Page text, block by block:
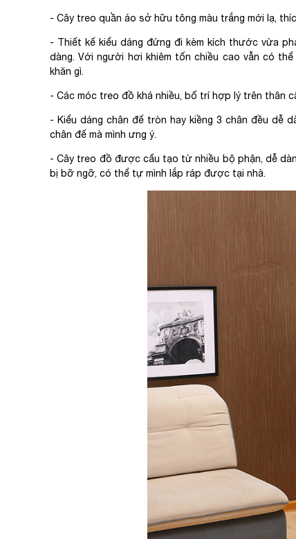
- Cây treo quần áo sở hữu tông màu trắng mới lạ,
- Thiết kế kiểu dáng đứng đi kèm kích thước vừa
dàng. Với người hơi khiêm tốn chiều cao vẫn có
khăn gì.
- Các móc treo đồ khá nhiều, bố trí hợp lý trên
- Kiểu dáng chân đế tròn hay kiềng 3 chân đều dễ
chân đế mà mình ưng ý.
- Cây treo đồ được cấu tạo từ nhiều bộ phận, dễ
bị bỡ ngỡ, có thể tự mình lắp ráp được tại nhà.